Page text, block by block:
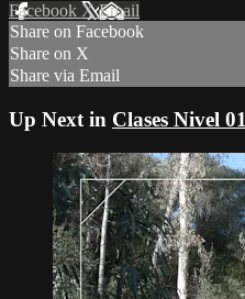
Facebook XEmail
Share on Facebook
Share on X
Share via Email
Up Next in Clases Nivel 01